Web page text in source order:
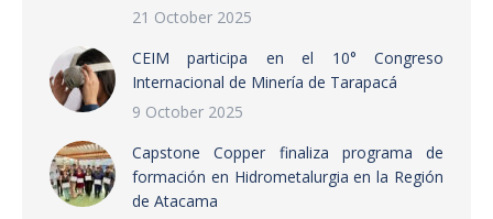
21 October 2025
CEIM participa en el 10° Congreso
Internacional de Minería de Tarapacá
9 October 2025
Capstone Copper finaliza programa de
formación en Hidrometalurgia en la Región
de Atacama